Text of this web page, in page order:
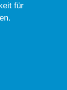
für